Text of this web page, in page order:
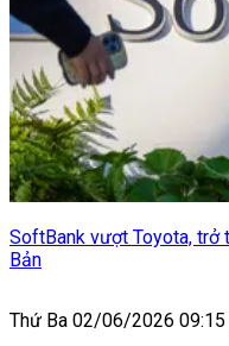
SoftBank vượt Toyota, trở
Bản
Thứ Ba 02/06/2026 09:15